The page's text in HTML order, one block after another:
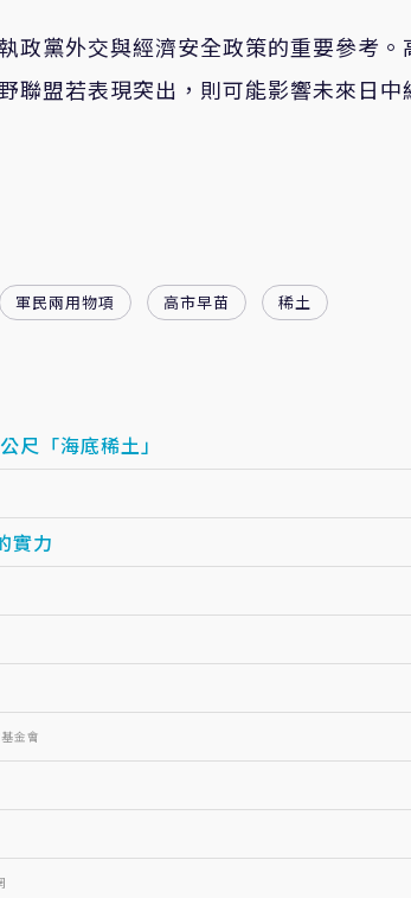
政黨外交與經濟安全政策的重要參考。
聯盟若表現突出，則可能影響未來日中
軍民兩用物項 高市早苗 稀土
「海底稀土」
實力
金會